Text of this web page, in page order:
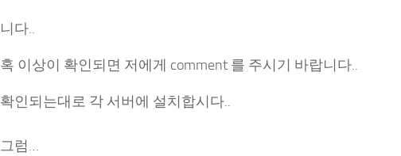
니다..
혹 이상이 확인되면 저에게 comment 를 주시기 바랍니다..
확인되는대로 각 서버에 설치합시다..
그럼…